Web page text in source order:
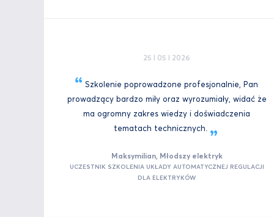
25 I 05 I 2026
Szkolenie poprowadzone profesjonalnie, Pan
prowadzący bardzo miły oraz wyrozumiały, widać że
ma ogromny zakres wiedzy i doświadczenia
tematach technicznych.
Maksymilian, Młodszy elektryk
UCZESTNIK SZKOLENIA UKŁADY AUTOMATYCZNEJ REGULACJI
DLA ELEKTRYKÓW